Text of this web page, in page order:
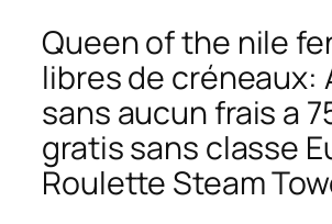
Queen of the nile
libres de créneaux:
sans aucun frais a
gratis sans classe
Roulette Steam